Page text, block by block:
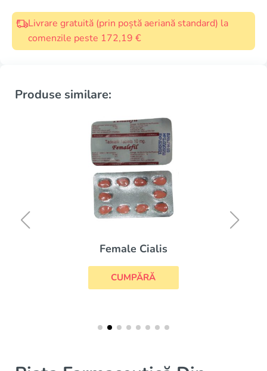
Livrare gratuită (prin poștă aeriană standard) la
comenzile peste 172,19 €
Produse similare:
Female Cialis
CUMPĂRĂ